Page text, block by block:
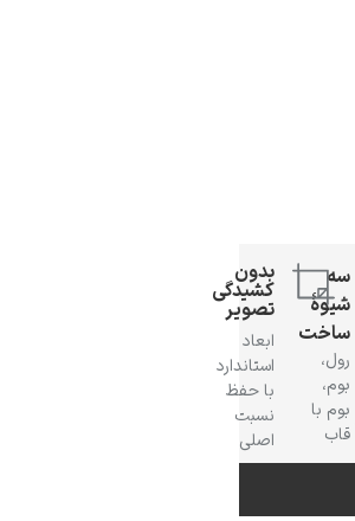
سه
شیوهٔ
ساخت
رول،
بوم،
بوم با
قاب
بدون
کشیدگی
تصویر
ابعاد
استاندارد
با حفظ
نسبت
اصلی